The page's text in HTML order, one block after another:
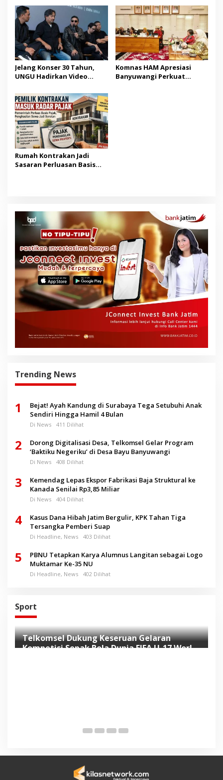
Jelang Konser 30 Tahun,
UNGU Hadirkan Video
Komnas HAM Apresiasi
Banyuwangi Perkuat
Rumah Kontrakan Jadi
Sasaran Perluasan Basis
Trending News
1
Bejat! Ayah Kandung di Surabaya Tega Setubuhi Anak
Sendiri Hingga Hamil 4 Bulan
Di News 411 Dilihat
2
Dorong Digitalisasi Desa, Telkomsel Gelar Program
‘Baktiku Negeriku’ di Desa Bayu Banyuwangi
Di News 408 Dilihat
3
Kemendag Lepas Ekspor Fabrikasi Baja Struktural ke
Kanada Senilai Rp3,85 Miliar
Di News 404 Dilihat
4
Kasus Dana Hibah Jatim Bergulir, KPK Tahan Tiga
Tersangka Pemberi Suap
Di Headline, News 403 Dilihat
5
PBNU Tetapkan Karya Alumnus Langitan sebagai Logo
Muktamar Ke-35 NU
Di Headline, News 402 Dilihat
Sport
Telkomsel Dukung Keseruan Gelaran
Kompetisi Sepak Bola Dunia FIFA U-17 World